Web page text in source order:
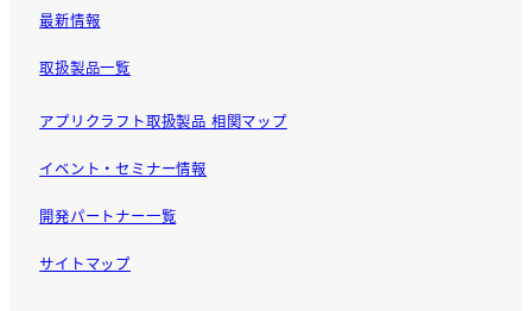
最新情報
取扱製品一覧
アプリクラフト取扱製品 相関マップ
イベント・セミナー情報
開発パートナー一覧
サイトマップ